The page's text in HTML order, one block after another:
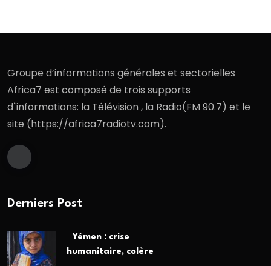
Groupe d’informations générales et sectorielles
Africa7 est composé de trois supports
d`informations: la Télévision , la Radio(FM 90.7) et le
site (https://africa7radiotv.com).
Derniers Post
Yémen : crise
humanitaire, colère